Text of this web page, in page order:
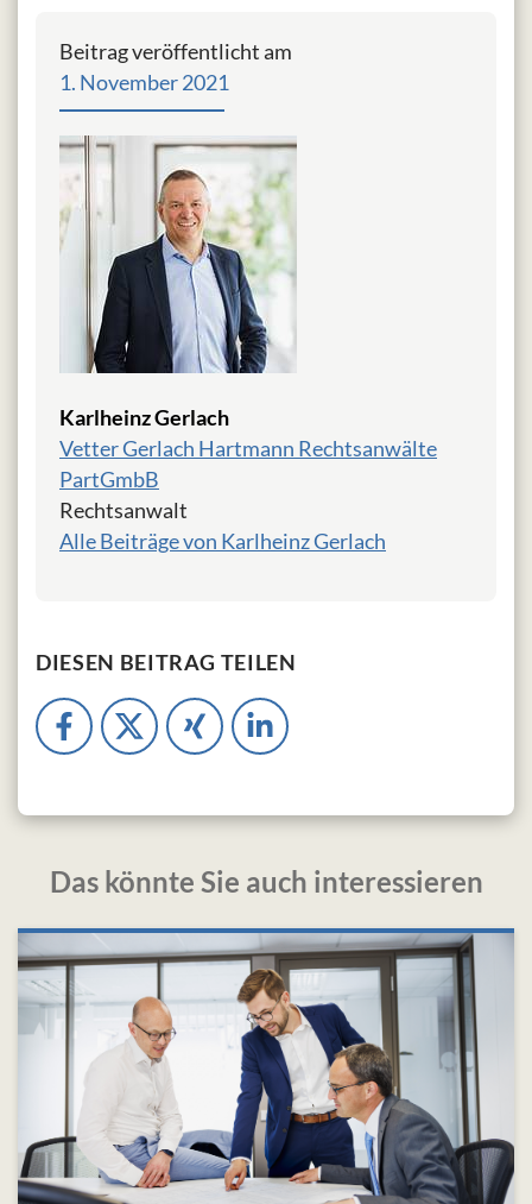
Beitrag veröffentlicht am
1. November 2021
Karlheinz Gerlach
Vetter Gerlach Hartmann Rechtsanwälte
PartGmbB
Rechtsanwalt
Alle Beiträge von Karlheinz Gerlach
DIESEN BEITRAG TEILEN
Das könnte Sie auch interessieren